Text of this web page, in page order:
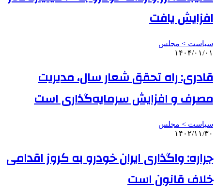
افزایش یافت
سیاست > مجلس
۱۴۰۴/۰۱/۰۱
قادری: راه تحقق شعار سال، مدیریت
مصرف و افزایش سرمایه‌گذاری است
سیاست > مجلس
۱۴۰۲/۱۱/۳۰
جراره: واگذاری ایران خودرو به کروز اقدامی
خلاف قانون است